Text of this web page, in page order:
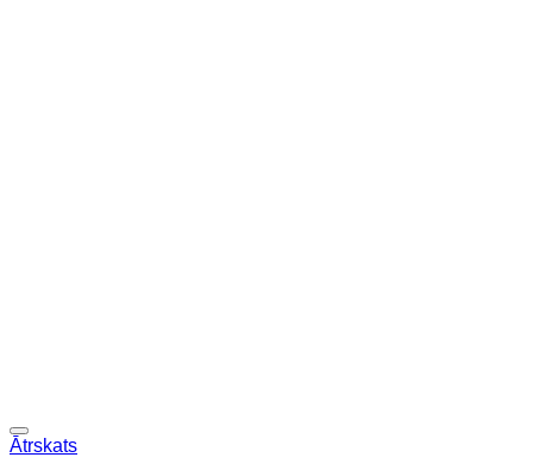
Ātrskats